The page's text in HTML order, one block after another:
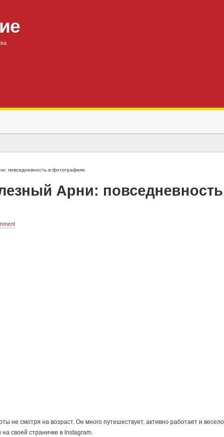
повседневность в фотографиях
Арни:
не смотря на возраст. Он много путешествует, активно работает и
своей страничке в Instagram.